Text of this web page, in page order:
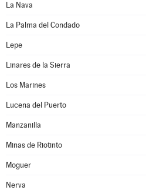
La Nava
La Palma del Condado
Lepe
Linares de la Sierra
Los Marines
Lucena del Puerto
Manzanilla
Minas de Riotinto
Moguer
Nerva